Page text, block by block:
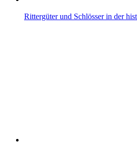
Rittergüter und Schlösser in der